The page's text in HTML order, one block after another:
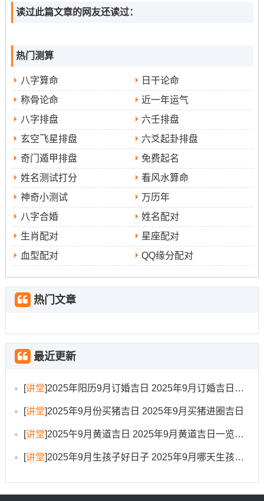
九
9月
日
六 初
六
表：2025年9月入宅吉日信息表
本月优选入宅吉日推荐
在众多的吉日中以下几个日子尤为值的关注:
9月8日（星期一.农历七月十七）:此日“宜”事繁多.将近
包括整个喜庆事宜、有嫁娶、祈福、入宅、移徙、安床、
开市等；被认为是
的大吉之日.
吉时选择也相对多样。
9月17日（星期三！农历七月廿六）:此日同样是“宜”事
非常全面的日子。尤其利于结婚、求嗣、入宅、移徙、
安床、开市
9月27日（星期六~农历八月初六）
宁的美好寓意.
说句心里话，些日子之所以被认为特别吉利,是因为它们在
传统历书上被认为是“黄道吉日”，星宿值神吉利,且所宜事
挑选入宅吉日的核心原则
读过此篇文章的网友还读过：
热门测算
八字算命
日干论命
称骨论命
近一年运气
八字排盘
六壬排盘
玄空飞星排盘
六爻起卦排盘
奇门遁甲排盘
免费起名
姓名测试打分
看风水算命
神奇小测试
万历年
八字合婚
姓名配对
生肖配对
星座配对
血型配对
QQ缘分配对
热门文章
最近更新
[讲堂]2025年阳历9月订婚吉日 2025年9月订婚吉日有哪几天
[讲堂]2025年9月份买猪吉日 2025年9月买猪进圈吉日
[讲堂]2025午9月黄道吉日 2025年9月黄道吉日一览表大全
[讲堂]2025年9月生孩子好日子 2025年9月哪天生孩子比较好